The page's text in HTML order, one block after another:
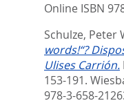
Online ISBN
Schulze, Peter
words!“?
Ulises Carrión.
153-191.
978-3-658-